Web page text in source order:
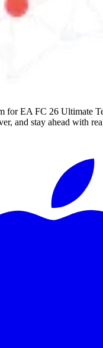
for EA FC 26 Ultimate
and stay ahead with